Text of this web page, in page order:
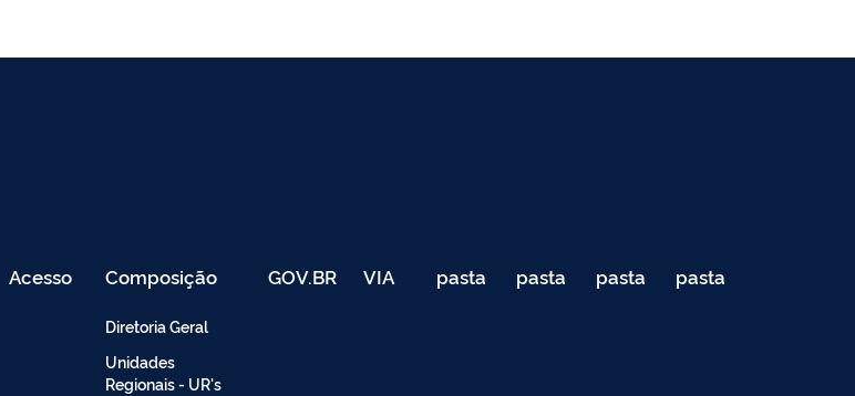
Acesso Composição
Diretoria Geral
Unidades
Regionais - UR's
GOV.BR VIA pasta
de
pasta
de
pasta
de
pasta
de